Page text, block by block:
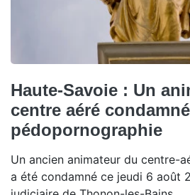
Haute-Savoie : Un
centre aéré
pédopornographie
Un ancien animateur du centre-
a été condamné ce jeudi 6 août